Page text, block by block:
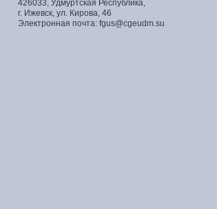
426033, Удмуртская Республика,
г. Ижевск, ул. Кирова, 46
Электронная почта: fgus@cgeudm.su